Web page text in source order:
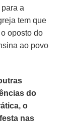
a
tem que
oposto do
ao povo
do
o
nas